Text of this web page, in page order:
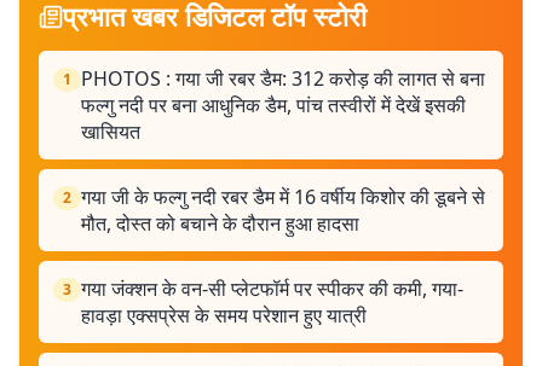
प्रभात खबर डिजिटल टॉप स्टोरी
1
PHOTOS : गया जी रबर डैम: 312 करोड़ की लागत से बना
फल्गु नदी पर बना आधुनिक डैम, पांच तस्वीरों में देखें इसकी
खासियत
2 गया जी के फल्गु नदी रबर डैम में 16 वर्षीय किशोर की डूबने से
मौत, दोस्त को बचाने के दौरान हुआ हादसा
3 गया जंक्शन के वन-सी प्लेटफॉर्म पर स्पीकर की कमी, गया-
हावड़ा एक्सप्रेस के समय परेशान हुए यात्री